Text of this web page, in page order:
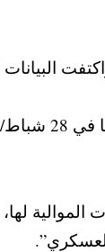
وكان الرد